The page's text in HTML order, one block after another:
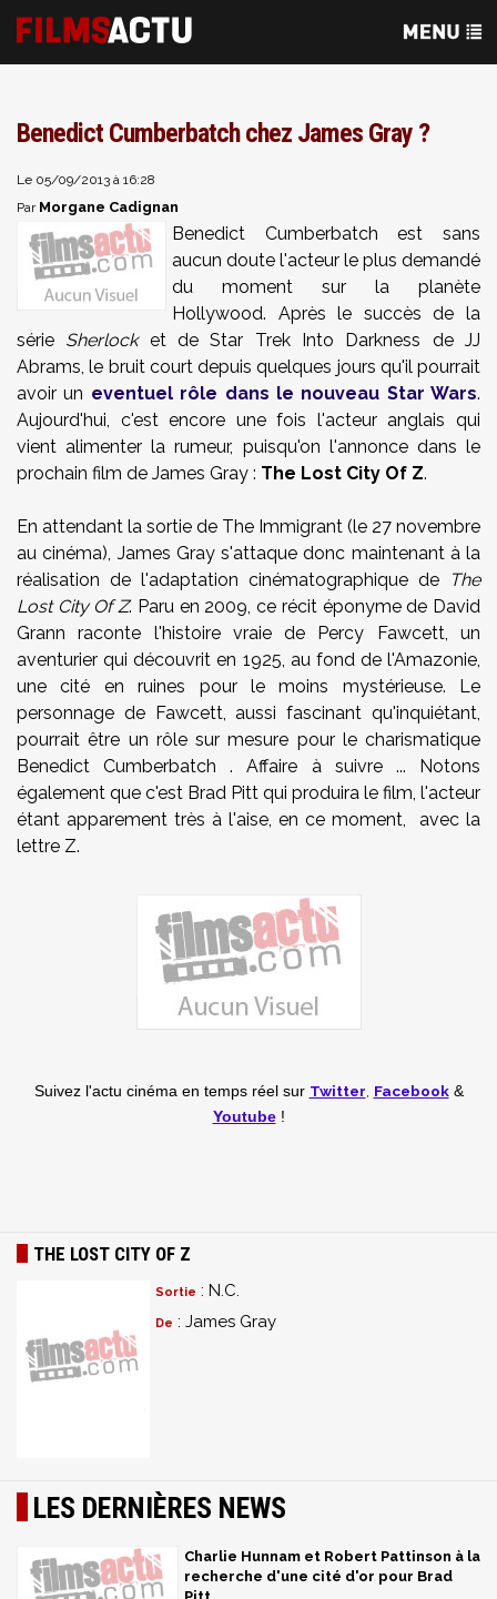
Benedict Cumberbatch chez James Gray ?
Le 05/09/2013 à 16:28
Par Morgane Cadignan
Benedict Cumberbatch est sans
aucun doute l'acteur le plus demandé
du moment sur la planète
Hollywood. Après le succès de la
série Sherlocket de Star Trek Into Darkness de JJ
Abrams, le bruit court depuis quelques jours qu'il pourrait
avoir un eventuel rôle dans le nouveau Star Wars.
Aujourd'hui, c'est encore une fois l'acteur anglais qui
vient alimenter la rumeur, puisqu'on l'annonce dans le
prochain film de James Gray : The Lost City Of Z.
En attendant la sortie de The Immigrant (le 27 novembre
au cinéma), James Gray s'attaque donc maintenant à la
réalisation de l'adaptation cinématographique de
The
Lost City Of Z. Paru en 2009, ce récit éponyme de David
Grann raconte l'histoire vraie de Percy Fawcett, un
aventurier qui découvrit en 1925, au fond de l'Amazonie,
une cité en ruines pour le moins mystérieuse. Le
personnage de Fawcett, aussi fascinant qu'inquiétant,
pourrait être un rôle sur mesure pour le charismatique
Benedict Cumberbatch . Affaire à suivre ... Notons
également que c'est Brad Pitt qui produira le film, l'acteur
étant apparement très à l'aise, en ce moment, avec la
lettre Z.
Suivez l'actu cinéma en temps réel sur Twitter Facebook&
Youtube!
THE LOST CITY OF Z
Sortie : N.C.
De : James Gray
LES DERNIÈRES NEWS
Charlie Hunnam et Robert Pattinson à la
recherche d'une cité d'or pour Brad